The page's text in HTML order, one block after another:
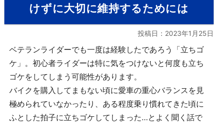
けずに大切に維持するためには
投稿日： 2023年1月25日
ベテランライダーでも一度は経験したであろう「立ちゴ
ケ」。初心者ライダーは特に気をつけないと何度も立ち
ゴケをしてしまう可能性があります。
バイクを購入してまもない頃に愛車の重心バランスを見
極められていなかったり、ある程度乗り慣れてきた頃に
ふとした拍子に立ちゴケしてしまった…とよく聞く話で